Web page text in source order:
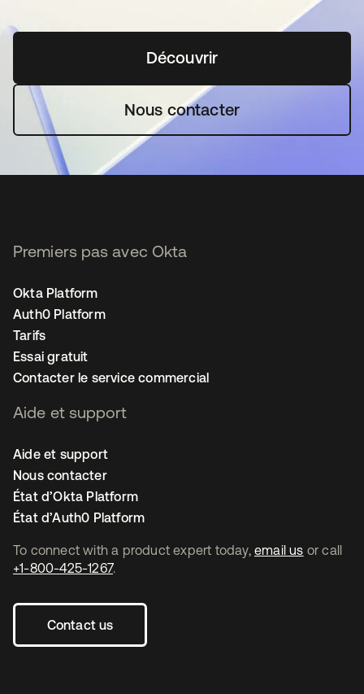
Découvrirs’ouvre dans un nouvel
Nous contacter
To connect with a product expert today, email us or call
+1-800-425-1267.
Contact us
Premiers pas avec Okta
Okta Platform
Auth0 Platform
Tarifs
Essai gratuit
Contacter le service commercial
Aide et support
Aide et support
Nous contacter
État d’Okta Platform
État d’Auth0 Platform